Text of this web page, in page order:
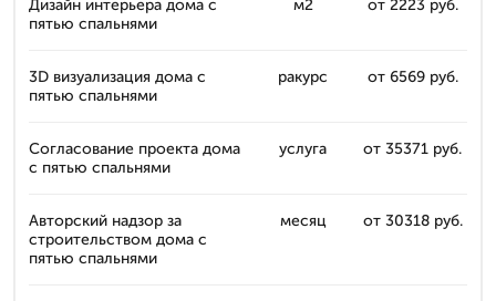
Дизайн интерьера дома с
пятью спальнями
м2 от 2223 руб.
3D визуализация дома с
пятью спальнями
ракурс от 6569 руб.
Согласование проекта дома
с пятью спальнями
услуга от 35371 руб.
Авторский надзор за
строительством дома с
пятью спальнями
месяц от 30318 руб.